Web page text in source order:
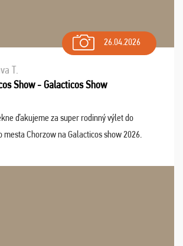
26.04.2026
T.
Show - Galacticos Show
ďakujeme za super rodinný výlet do
mesta Chorzow na Galacticos show 2026.
sme aj zábavný park Legendia, previe ...